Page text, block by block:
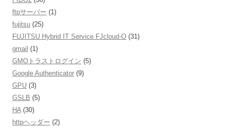
ftpサーバー (1)
fujitsu (25)
FUJITSU Hybrid IT Service FJcloud-O (31)
gmail (1)
GMOトラストログイン (5)
Google Authenticator (9)
GPU (3)
GSLB (5)
HA(30)
httpヘッダー (2)